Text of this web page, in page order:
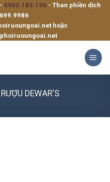
0902.183.136 - Than phiền dịch
hoặc
RƯỢU DEWAR'S